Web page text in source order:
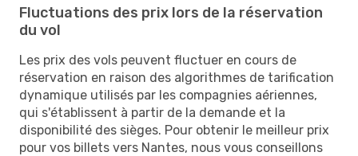
Fluctuations des prix lors de la réservation
du vol
Les prix des vols peuvent fluctuer en cours de
réservation en raison des algorithmes de tarification
dynamique utilisés par les compagnies aériennes,
qui s'établissent à partir de la demande et la
disponibilité des sièges. Pour obtenir le meilleur prix
pour vos billets vers Nantes, nous vous conseillons